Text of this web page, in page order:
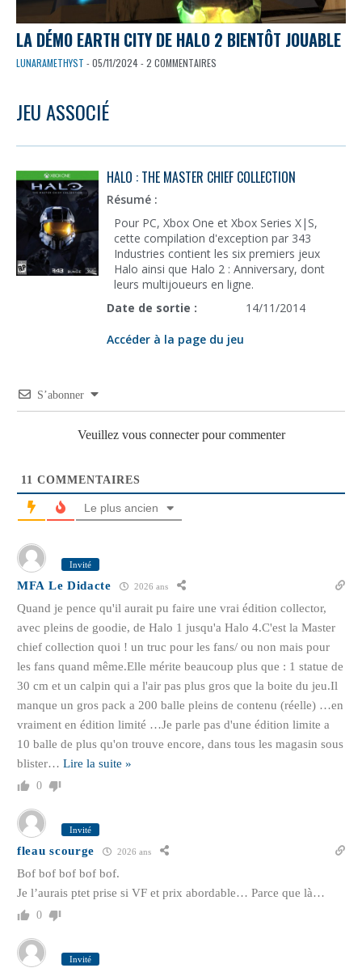
LA DÉMO EARTH CITY DE HALO 2 BIENTÔT JOUABLE
LUNARAMETHYST - 05/11/2024 - 2 COMMENTAIRES
JEU ASSOCIÉ
HALO : THE MASTER CHIEF COLLECTION
Résumé :
Pour PC, Xbox One et Xbox Series X|S,
cette compilation d'exception par 343
Industries contient les six premiers jeux
Halo ainsi que Halo 2 : Anniversary, dont
leurs multijoueurs en ligne.
Date de sortie :
14/11/2014
Accéder à la page du jeu
S’abonner
Veuillez vous connecter pour commenter
11 COMMENTAIRES
Le plus ancien
Invité
MFA Le Didacte 2026 ans
Quand je pence qu'il aurait pu faire une vrai édition collector,
avec pleins de goodie, de Halo 1 jusqu'a Halo 4.C'est la Master
chief collection quoi ! un truc pour les fans/ ou non mais pour
les fans quand même.Elle mérite beaucoup plus que : 1 statue de
30 cm et un calpin qui a l'air pas plus gros que la boite du jeu.Il
manque un gros pack a 200 balle pleins de contenu (réelle) …en
vraiment en édition limité …Je parle pas d'une édition limite a
10 balle de plus qu'on trouve encore, dans tous les magasin sous
blister… Lire la suite »
0
Invité
fleau scourge 2026 ans
Bof bof bof bof bof.
Je l’aurais ptet prise si VF et prix abordable… Parce que là…
0
Invité